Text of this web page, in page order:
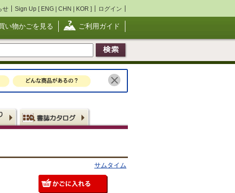
せ Sign Up [ ENG | CHN | KOR ] ログイン
い物かごを見る ご利用ガイド
サムタイム